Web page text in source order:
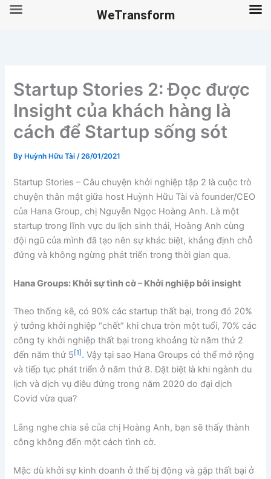
Startup Stories 2: Đọc được
Insight của khách hàng là
cách để Startup sống sót
By Huỳnh Hữu Tài/26/01/2021
Startup Stories – Câu chuyện khởi nghiệp tập 2 là cuộc trò
chuyện thân mật giữa host Huỳnh Hữu Tài và founder/CEO
của Hana Group, chị Nguyễn Ngọc Hoàng Anh. Là một
startup trong lĩnh vực du lịch sinh thái, Hoàng Anh cùng
đội ngũ của mình đã tạo nên sự khác biệt, khẳng định chỗ
đứng và không ngừng phát triển trong thời gian qua.
Hana Groups: Khởi sự tình cờ – Khởi nghiệp bởi insight
Theo thống kê, có 90% các startup thất bại, trong đó 20%
ý tưởng khởi nghiệp “chết” khi chưa tròn một tuổi, 70% các
công ty khởi nghiệp thất bại trong khoảng từ năm thứ 2
đến năm thứ 5[1]. Vậy tại sao Hana Groups có thể mở rộng
và tiếp tục phát triển ở năm thứ 8. Đặt biệt là khi ngành du
lịch và dịch vụ điêu đứng trong năm 2020 do đại dịch
Covid vừa qua?
Lắng nghe chia sẻ của chị Hoàng Anh, bạn sẽ thấy thành
công không đến một cách tình cờ.
Mặc dù khởi sự kinh doanh ở thế bị động và gặp thất bại ở
WeTransform